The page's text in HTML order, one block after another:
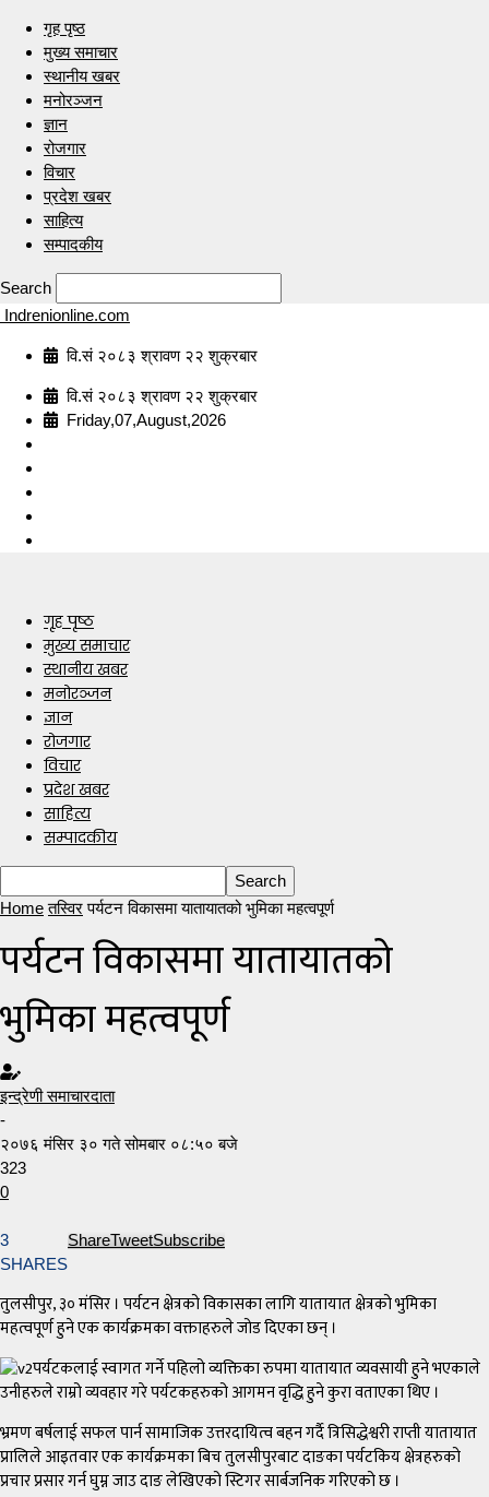
गृह पृष्ठ
मुख्य समाचार
स्थानीय खबर
मनोरञ्जन
ज्ञान
रोजगार
विचार
प्रदेश खबर
साहित्य
सम्पादकीय
Search
Indrenionline.com
वि.सं २०८३ श्रावण २२ शुक्रबार
वि.सं २०८३ श्रावण २२ शुक्रबार
Friday,07,August,2026
गृह पृष्ठ
मुख्य समाचार
स्थानीय खबर
मनोरञ्जन
ज्ञान
रोजगार
विचार
प्रदेश खबर
साहित्य
सम्पादकीय
Home तस्विर पर्यटन विकासमा यातायातको भुमिका महत्वपूर्ण
पर्यटन विकासमा यातायातको
भुमिका महत्वपूर्ण
इन्द्रेणी समाचारदाता
-
२०७६ मंसिर ३० गते सोमबार ०८:५० बजे
323
0
3
SHARES
ShareTweetSubscribe
तुलसीपुर, ३० मंसिर । पर्यटन क्षेत्रको विकासका लागि यातायात क्षेत्रको भुमिका
महत्वपूर्ण हुने एक कार्यक्रमका वक्ताहरुले जोड दिएका छन् ।
पर्यटकलाई स्वागत गर्ने पहिलो व्यक्तिका रुपमा यातायात व्यवसायी हुने भएकाले
उनीहरुले राम्रो व्यवहार गरे पर्यटकहरुको आगमन वृद्धि हुने कुरा वताएका थिए ।
भ्रमण बर्षलाई सफल पार्न सामाजिक उत्तरदायित्व बहन गर्दै त्रिसिद्धेश्वरी राप्ती यातायात
प्रालिले आइतवार एक कार्यक्रमका बिच तुलसीपुरबाट दाङका पर्यटकिय क्षेत्रहरुको
प्रचार प्रसार गर्न घुम्न जाउ दाङ लेखिएको स्टिगर सार्बजनिक गरिएको छ ।